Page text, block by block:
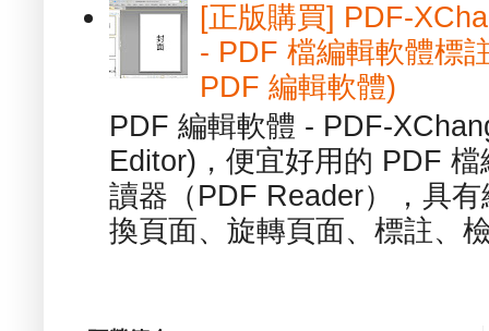
[正版購買] PDF-
- PDF 檔編輯軟體標
PDF 編輯軟體)
PDF 編輯軟體 - PDF-
Editor)，便宜好用的 PDF
讀器（PDF Reader），具
換頁面、旋轉頁面、標註、